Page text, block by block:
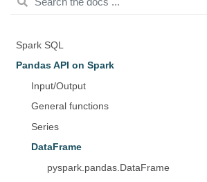
Spark SQL
Pandas API on Spark
Input/Output
General functions
Series
DataFrame
pyspark.pandas.DataFrame